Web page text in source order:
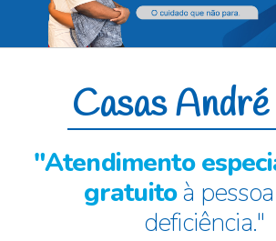
Casas
"Atendimento
gratuitoà
deficiência."